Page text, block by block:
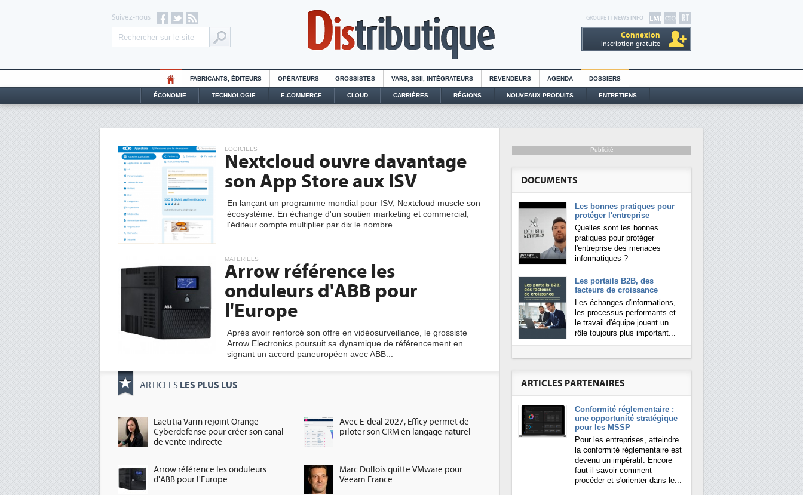
GROUPE IT NEWS INFO
Connexion
Inscription gratuite
Suivez-nous
FABRICANTS, ÉDITEURS OPÉRATEURS GROSSISTES VARS, SSII, INTÉGRATEURS REVENDEURS AGENDA DOSSIERS
ÉCONOMIE TECHNOLOGIE E-COMMERCE CLOUD CARRIÈRES RÉGIONS NOUVEAUX PRODUITS ENTRETIENS
LOGICIELS
Nextcloud ouvre davantage
son App Store aux ISV
En lançant un programme mondial pour ISV, Nextcloud muscle son
écosystème. En échange d'un soutien marketing et commercial,
l'éditeur compte multiplier par dix le nombre...
MATÉRIELS
Arrow référence les
onduleurs d'ABB pour
l'Europe
Après avoir renforcé son offre en vidéosurveillance, le grossiste
Arrow Electronics poursuit sa dynamique de référencement en
signant un accord paneuropéen avec ABB...
ARTICLES LES PLUS LUS
Laetitia Varin rejoint Orange
Cyberdefense pour créer son canal
de vente indirecte
Avec E-deal 2027, Efficy permet de
piloter son CRM en langage naturel
Arrow référence les onduleurs
d'ABB pour l'Europe
Marc Dollois quitte VMware pour
Veeam France
Publicité
DOCUMENTS
Les bonnes pratiques pour
protéger l'entreprise
Quelles sont les bonnes
pratiques pour protéger
l'entreprise des menaces
informatiques ?
Les portails B2B, des
facteurs de croissance
Les échanges d'informations,
les processus performants et
le travail d'équipe jouent un
rôle toujours plus important...
ARTICLES PARTENAIRES
Conformité réglementaire :
une opportunité stratégique
pour les MSSP
Pour les entreprises, atteindre
la conformité réglementaire est
devenu un impératif. Encore
faut-il savoir comment
procéder et s'orienter dans le...